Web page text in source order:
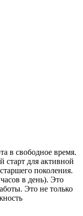
в свободное время.
для активной
поколения.
в день). Это
Это не только